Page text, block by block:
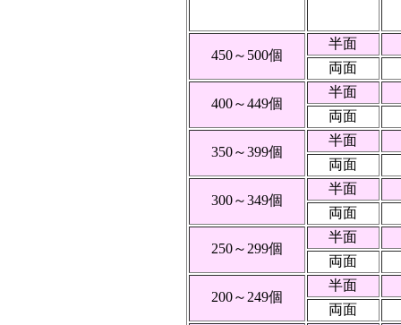
450～500個
半面
両面
400～449個
半面
両面
350～399個
半面
両面
300～349個
半面
両面
250～299個
半面
両面
200～249個
半面
両面